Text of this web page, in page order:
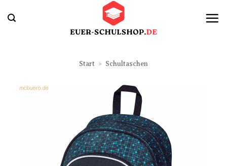
Inhalt
Start » Schultaschen